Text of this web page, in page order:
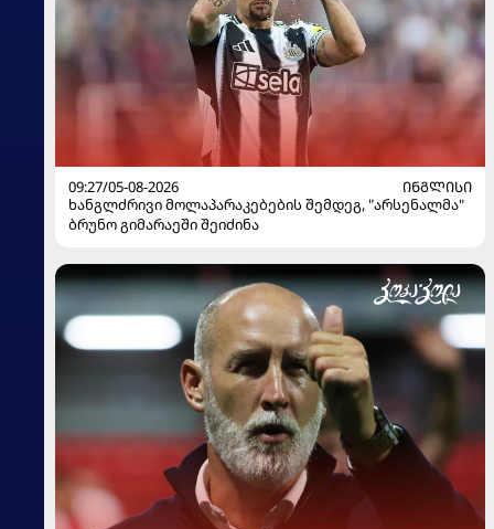
09:27/05-08-2026
ᲘᲜᲒᲚᲘᲡᲘ
ხანგლძრივი მოლაპარაკებების შემდეგ, "არსენალმა"
ბრუნო გიმარაეში შეიძინა